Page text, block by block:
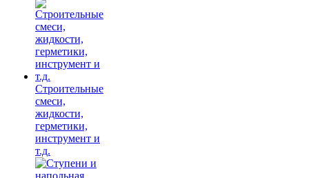
Строительные
смеси,
жидкости,
герметики,
инструмент и
т.д.